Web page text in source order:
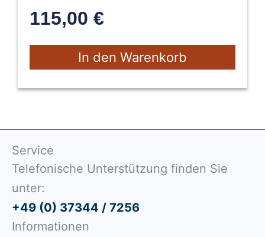
115,00 €
In den Warenkorb
Service
Telefonische Unterstützung finden Sie
unter:
+49 (0) 37344 / 7256
Informationen